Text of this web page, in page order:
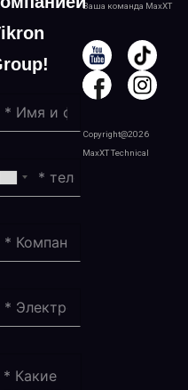
Ваша команда MaxXT
Copyright@2026
MaxXT Technical